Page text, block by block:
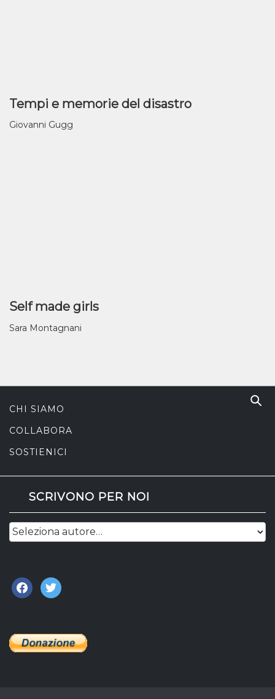
Tempi e memorie del disastro
Giovanni Gugg
Self made girls
Sara Montagnani
CHI SIAMO
COLLABORA
SOSTIENICI
SCRIVONO PER NOI
facebook
twitter